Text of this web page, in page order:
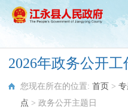
2026年政务公开工
您现在所在的位置: 首页 >
点 > 政务公开主题日